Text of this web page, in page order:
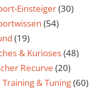
Einsteiger(30)
(54)
(19)
& Kurioses(48)
Recurve (20)
Training & Tuning(60)